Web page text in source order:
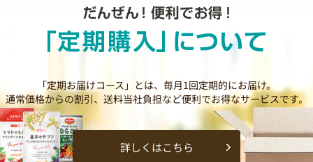
「定期お届けコース」とは、毎月1回定期的にお届け。
通常価格からの割引、送料当社負担など便利でお得なサービスです。
詳しくはこちら